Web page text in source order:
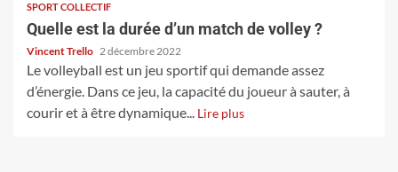
SPORT COLLECTIF
Quelle est la durée d’un match de volley ?
Vincent Trello 2 décembre 2022
Le volleyball est un jeu sportif qui demande assez
d’énergie. Dans ce jeu, la capacité du joueur à sauter, à
courir et à être dynamique... Lire plus